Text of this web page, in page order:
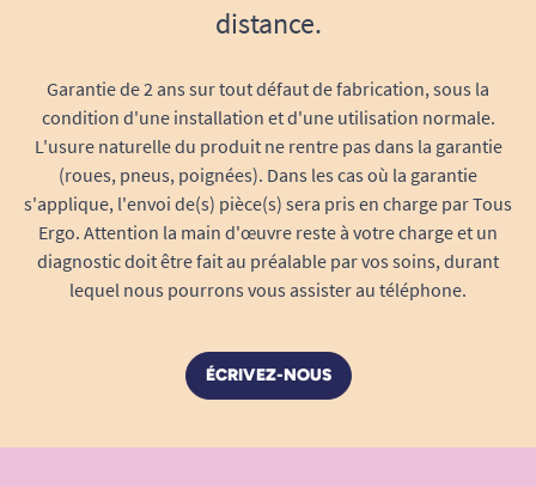
distance.
Garantie de 2 ans sur tout défaut de fabrication, sous la
condition d'une installation et d'une utilisation normale.
L'usure naturelle du produit ne rentre pas dans la garantie
(roues, pneus, poignées). Dans les cas où la garantie
s'applique, l'envoi de(s) pièce(s) sera pris en charge par Tous
Ergo. Attention la main d'œuvre reste à votre charge et un
diagnostic doit être fait au préalable par vos soins, durant
lequel nous pourrons vous assister au téléphone.
ÉCRIVEZ-NOUS